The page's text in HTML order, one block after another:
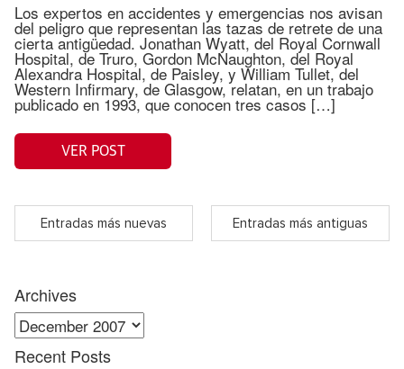
Los expertos en accidentes y emergencias nos avisan
del peligro que representan las tazas de retrete de una
cierta antigüedad. Jonathan Wyatt, del Royal Cornwall
Hospital, de Truro, Gordon McNaughton, del Royal
Alexandra Hospital, de Paisley, y William Tullet, del
Western Infirmary, de Glasgow, relatan, en un trabajo
publicado en 1993, que conocen tres casos […]
VER POST
Entradas más nuevas Entradas más antiguas
Archives
Archives
Recent Posts